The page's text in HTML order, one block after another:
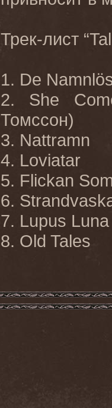
Трек-лист “
1. De Namnlö
2. She
Томссон)
3. Nattramn
4. Loviatar
5. Flickan
6.
7. Lupus
8. Old Tales